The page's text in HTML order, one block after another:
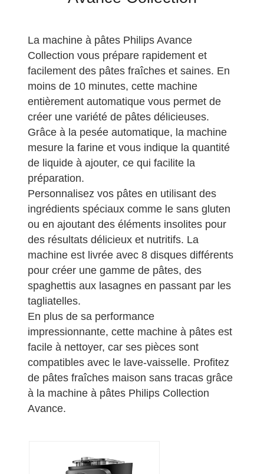
La machine à pâtes Philips Avance
Collection vous prépare rapidement et
facilement des pâtes fraîches et saines. En
moins de 10 minutes, cette machine
entièrement automatique vous permet de
créer une variété de pâtes délicieuses.
Grâce à la pesée automatique, la machine
mesure la farine et vous indique la quantité
de liquide à ajouter, ce qui facilite la
préparation.
Personnalisez vos pâtes en utilisant des
ingrédients spéciaux comme le sans gluten
ou en ajoutant des éléments insolites pour
des résultats délicieux et nutritifs. La
machine est livrée avec 8 disques différents
pour créer une gamme de pâtes, des
spaghettis aux lasagnes en passant par les
tagliatelles.
En plus de sa performance
impressionnante, cette machine à pâtes est
facile à nettoyer, car ses pièces sont
compatibles avec le lave-vaisselle. Profitez
de pâtes fraîches maison sans tracas grâce
à la machine à pâtes Philips Collection
Avance.